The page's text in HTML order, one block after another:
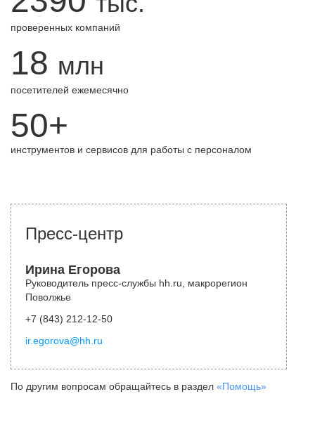
проверенных компаний
18 млн
посетителей ежемесячно
50+
инструментов и сервисов для работы с персоналом
Пресс-центр
Ирина Егорова
Руководитель пресс-службы hh.ru, макрорегион
Поволжье
+7 (843) 212-12-50
ir.egorova@hh.ru
По другим вопросам обращайтесь в раздел «Помощь»